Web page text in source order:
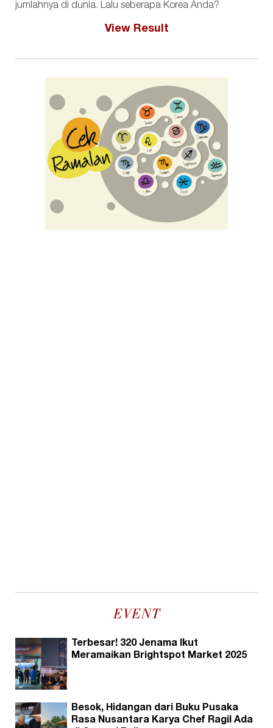
jumlahnya di dunia. Lalu seberapa Korea Anda?
View Result
EVENT
Terbesar! 320 Jenama Ikut
Meramaikan Brightspot Market 2025
Besok, Hidangan dari Buku Pusaka
Rasa Nusantara Karya Chef Ragil Ada